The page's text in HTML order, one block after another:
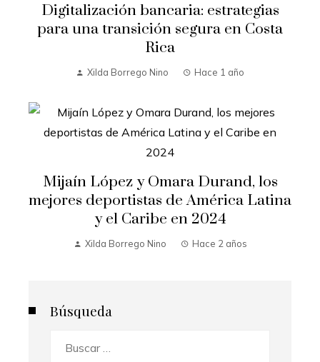
Digitalización bancaria: estrategias
para una transición segura en Costa
Rica
Xilda Borrego Nino Hace 1 año
Mijaín López y Omara Durand, los
mejores deportistas de América Latina
y el Caribe en 2024
Xilda Borrego Nino Hace 2 años
Búsqueda